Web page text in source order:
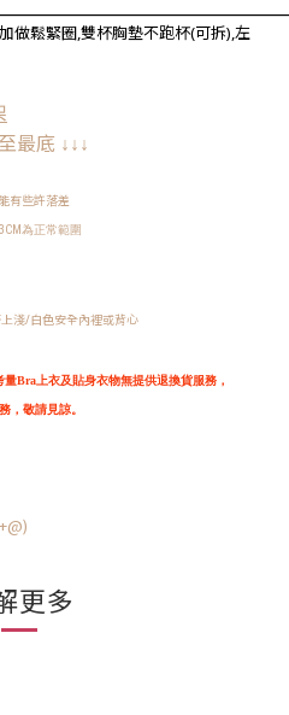
做鬆緊圈,雙杯胸墊不跑杯(可拆),左
最底 ↓ ↓ ↓
有些許落差
為正常範圍
淺/白色安全內裡或背心
量Bra上衣及貼身衣物無提供退換貨服務，
，敬請見諒。
更多